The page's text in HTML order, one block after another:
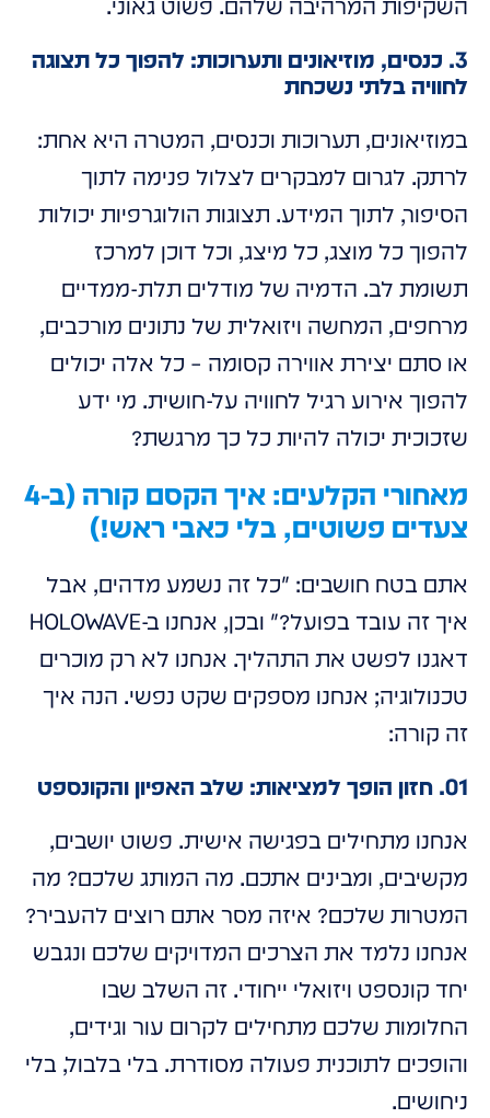
השקיפות המרהיבה שלהם. פשוט גאוני.
3. כנסים, מוזיאונים ותערוכות: להפוך כל תצוגה
לחוויה בלתי נשכחת
במוזיאונים, תערוכות וכנסים, המטרה היא אחת:
לרתק. לגרום למבקרים לצלול פנימה לתוך
הסיפור, לתוך המידע. תצוגות הולוגרפיות יכולות
להפוך כל מוצג, כל מיצג, וכל דוכן למרכז
תשומת לב. הדמיה של מודלים תלת-ממדיים
מרחפים, המחשה ויזואלית של נתונים מורכבים,
או סתם יצירת אווירה קסומה – כל אלה יכולים
להפוך אירוע רגיל לחוויה על-חושית. מי ידע
שזכוכית יכולה להיות כל כך מרגשת?
מאחורי הקלעים: איך הקסם קורה (ב-4
צעדים פשוטים, בלי כאבי ראש!)
אתם בטח חושבים: "כל זה נשמע מדהים, אבל
איך זה עובד בפועל?" ובכן, אנחנו ב-HOLOWAVE
דאגנו לפשט את התהליך. אנחנו לא רק מוכרים
טכנולוגיה; אנחנו מספקים שקט נפשי. הנה איך
זה קורה:
01. חזון הופך למציאות: שלב האפיון והקונספט
אנחנו מתחילים בפגישה אישית. פשוט יושבים,
מקשיבים, ומבינים אתכם. מה המותג שלכם? מה
המטרות שלכם? איזה מסר אתם רוצים להעביר?
אנחנו נלמד את הצרכים המדויקים שלכם ונגבש
יחד קונספט ויזואלי ייחודי. זה השלב שבו
החלומות שלכם מתחילים לקרום עור וגידים,
והופכים לתוכנית פעולה מסודרת. בלי בלבול, בלי
ניחושים.